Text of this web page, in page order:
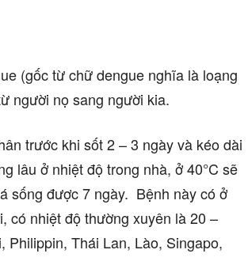
(gốc từ chữ dengue nghĩa là loạng
người nọ sang người kia.
trước khi sốt 2 – 3 ngày và kéo dài
lâu ở nhiệt độ trong nhà, ở 40°C sẽ
sống được 7 ngày. Bệnh này có ở
có nhiệt độ thường xuyên là 20 –
Philippin, Thái Lan, Lào, Singapo,